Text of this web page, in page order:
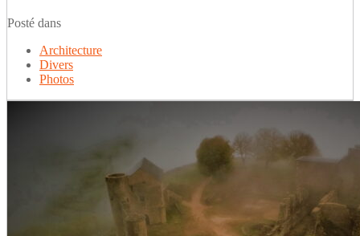
Posté dans
Architecture
Divers
Photos